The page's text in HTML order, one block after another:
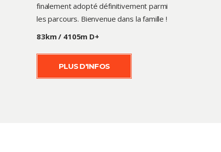
finalement adopté définitivement parmi
les parcours. Bienvenue dans la famille !
83km / 4105m D+
PLUS D'INFOS